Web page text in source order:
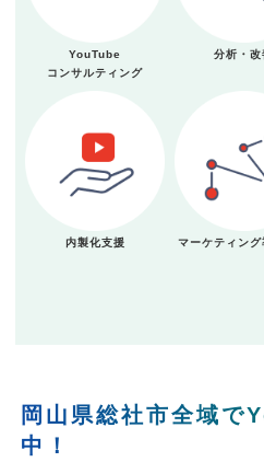
YouTube
コンサルティング
分析・改
内製化支援 マーケティング
岡山県総社市全域で
中！